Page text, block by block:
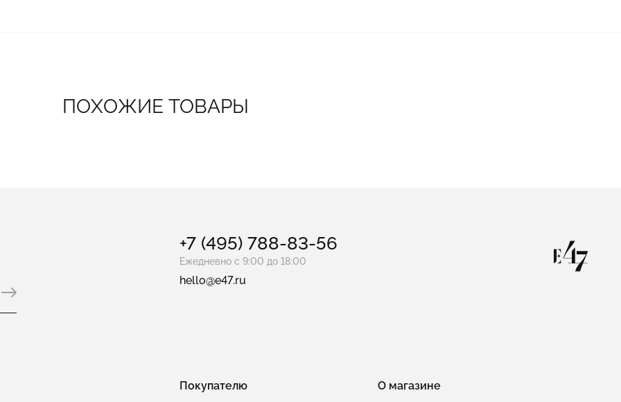
ПОХОЖИЕ ТОВАРЫ
+7 (495) 788-83-56
Ежедневно с 9:00 до 18:00
hello@e47.ru
Покупателю О магазине